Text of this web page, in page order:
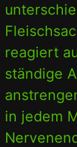
reagiert
ständige
in jedem